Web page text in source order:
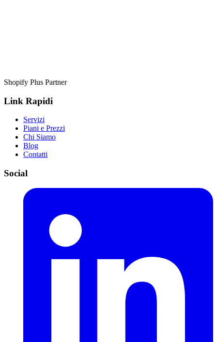
Shopify Plus Partner
Link Rapidi
Servizi
Piani e Prezzi
Chi Siamo
Blog
Contatti
Social